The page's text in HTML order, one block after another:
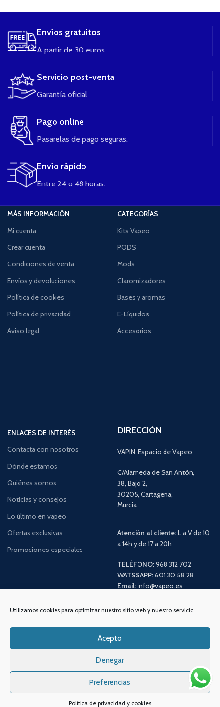
Utilizamos cookies para optimizar nuestro sitio web y nuestro servicio.
Acepto
Denegar
Preferencias
Política de privacidad y cookies
Envíos gratuitos
A partir de 30 euros.
Servicio post-venta
Garantía oficial
Pago online
Pasarelas de pago seguras.
Envío rápido
Entre 24 o 48 horas.
MÁS INFORMACIÓN
Mi cuenta
Crear cuenta
Condiciones de venta
Envíos y devoluciones
Política de cookies
Política de privacidad
Aviso legal
CATEGORÍAS
Kits Vapeo
PODS
Mods
Claromizadores
Bases y aromas
E-Líquidos
Accesorios
ENLACES DE INTERÉS
Contacta con nosotros
Dónde estamos
Quiénes somos
Noticias y consejos
Lo último en vapeo
Ofertas exclusivas
Promociones especiales
DIRECCIÓN
VAPIN, Espacio de Vapeo
C/Alameda de San Antón,
38, Bajo 2,
30205, Cartagena,
Murcia
Atención al cliente:L a V de 10
a 14h y de 17 a 20h
TELÉFONO:968 312 702
WATSSAPP:601 30 58 28
Email:info@vapeo.es
Sistema de envío